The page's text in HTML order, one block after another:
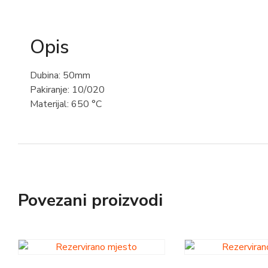
Opis
Dubina: 50mm
Pakiranje: 10/020
Materijal: 650 °C
Povezani proizvodi